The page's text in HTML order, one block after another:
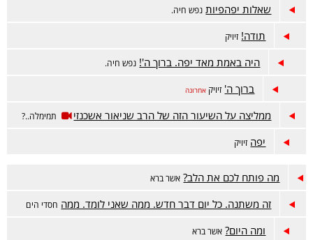
שאלות יפהפיות נפש חיה.
תודה! זיויק
היה באמת מאד יפה. ברוך ה'! נפש חיה.
ברוך ה' זיויק אחרונה
ממליצה על השיעור הזה של הרב שניאור אשכנזי תמימלה..?
יפה זיויק
מה פותח לכם את הלב? אשר ברא
זה משתנה. כל יום דבר חדש. ממה שאני לומד. ממה חסדי הים
ומה היום? אשר ברא